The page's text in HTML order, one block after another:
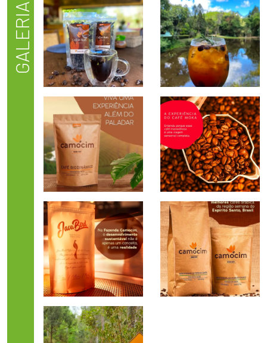
GALERIA